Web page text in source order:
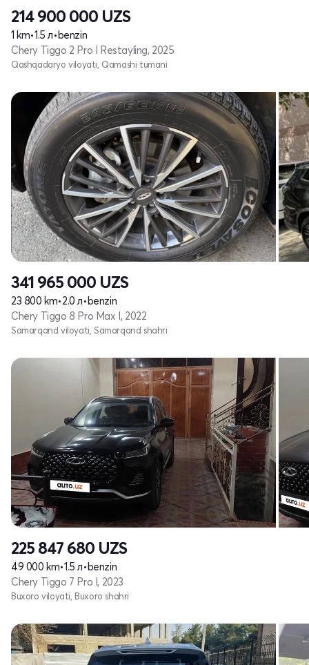
214 900 000 UZS
1 km•1.5 л• benzin
Chery Tiggo 2 Pro I Restayling, 2025
Qashqadaryo viloyati, Qamashi tumani
341 965 000 UZS
23 800 km•2.0 л• benzin
Chery Tiggo 8 Pro Max I, 2022
Samarqand viloyati, Samarqand shahri
225 847 680 UZS
49 000 km•1.5 л• benzin
Chery Tiggo 7 Pro I, 2023
Buxoro viloyati, Buxoro shahri